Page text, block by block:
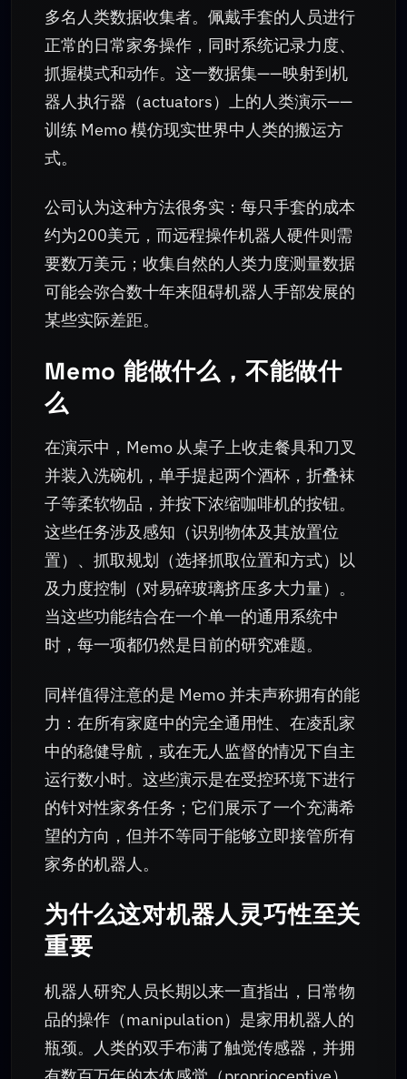
多名人类数据收集者。佩戴手套的人员进行
正常的日常家务操作，同时系统记录力度、
抓握模式和动作。这一数据集——映射到机
器人执行器（actuators）上的人类演示——
训练 Memo 模仿现实世界中人类的搬运方
式。
公司认为这种方法很务实：每只手套的成本
约为200美元，而远程操作机器人硬件则需
要数万美元；收集自然的人类力度测量数据
可能会弥合数十年来阻碍机器人手部发展的
某些实际差距。
Memo 能做什么，不能做什
么
在演示中，Memo 从桌子上收走餐具和刀叉
并装入洗碗机，单手提起两个酒杯，折叠袜
子等柔软物品，并按下浓缩咖啡机的按钮。
这些任务涉及感知（识别物体及其放置位
置）、抓取规划（选择抓取位置和方式）以
及力度控制（对易碎玻璃挤压多大力量）。
当这些功能结合在一个单一的通用系统中
时，每一项都仍然是目前的研究难题。
同样值得注意的是 Memo 并未声称拥有的能
力：在所有家庭中的完全通用性、在凌乱家
中的稳健导航，或在无人监督的情况下自主
运行数小时。这些演示是在受控环境下进行
的针对性家务任务；它们展示了一个充满希
望的方向，但并不等同于能够立即接管所有
家务的机器人。
为什么这对机器人灵巧性至关
重要
机器人研究人员长期以来一直指出，日常物
品的操作（manipulation）是家用机器人的
瓶颈。人类的双手布满了触觉传感器，并拥